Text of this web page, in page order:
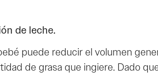
de leche.
puede reducir el volumen
de grasa que ingiere. Dado